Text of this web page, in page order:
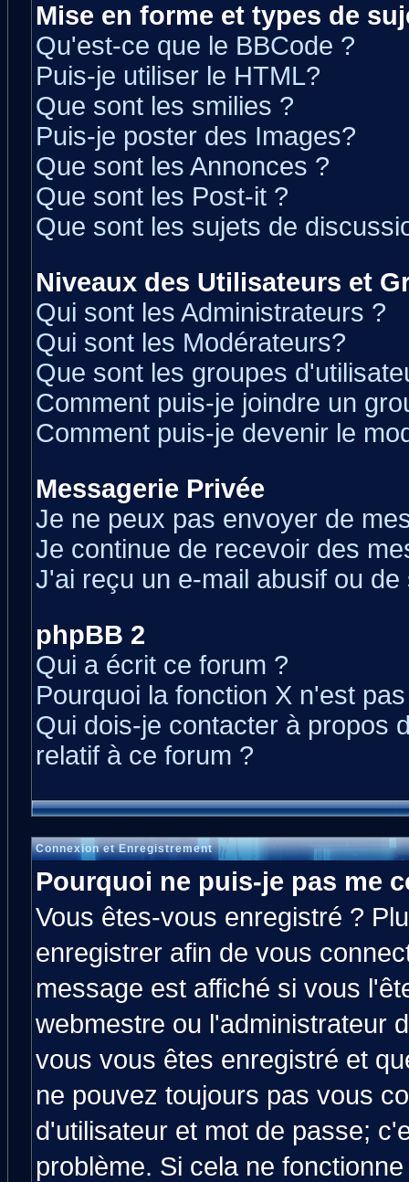
Mise en forme et types de
Qu'est-ce que le BBCode ?
Puis-je utiliser le HTML?
Que sont les smilies ?
Puis-je poster des Images?
Que sont les Annonces ?
Que sont les Post-it ?
Que sont les sujets de
Niveaux des Utilisateurs et
Qui sont les Administrateurs ?
Qui sont les Modérateurs?
Que sont les groupes
Comment puis-je joindre un
Comment puis-je devenir le
Messagerie Privée
Je ne peux pas envoyer de
Je continue de recevoir des
J'ai reçu un e-mail abusif ou
phpBB 2
Qui a écrit ce forum ?
Pourquoi la fonction X n'est
Qui dois-je contacter à propos
relatif à ce forum ?
Connexion et Enregistrement
Pourquoi ne puis-je pas me
Vous êtes-vous enregistré ?
enregistrer afin de vous
message est affiché si vous
webmestre ou l'administrateur
vous vous êtes enregistré et
ne pouvez toujours pas vous
d'utilisateur et mot de passe;
problème. Si cela ne